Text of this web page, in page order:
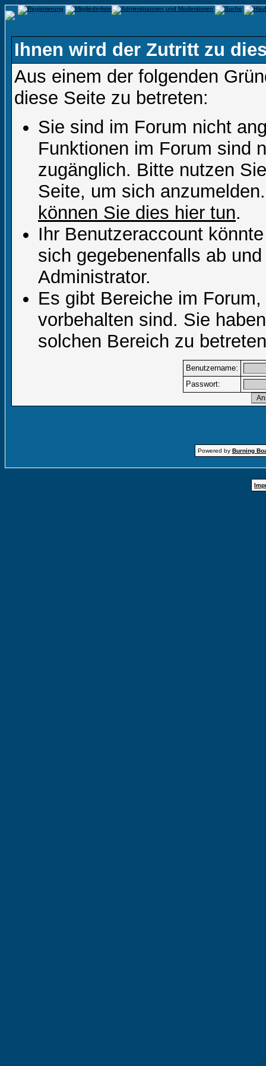
Ihnen wird der Zutritt zu
Aus einem der folgenden
diese Seite zu betreten:
Sie sind im Forum nicht
Funktionen im Forum sind
zugänglich. Bitte nutzen
Seite, um sich
können Sie dies hier tun.
Ihr Benutzeraccount
sich gegebenenfalls ab
Administrator.
Es gibt Bereiche im
vorbehalten sind. Sie
solchen Bereich zu
Benutzername:
Passwort:
Powered by Burning